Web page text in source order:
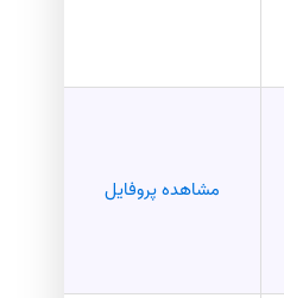
مشاهده پروفایل